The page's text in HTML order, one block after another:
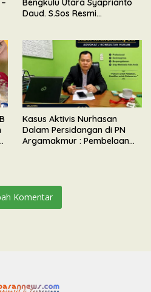
Bengkulu Utara Syaprianto
Daud. S.Sos Resmi
Kasus Aktivis Nurhasan
Dalam Persidangan di PN
Argamakmur : Pembelaan
Komentar